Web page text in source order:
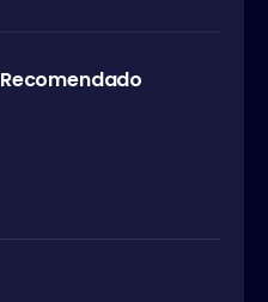
Recomendado